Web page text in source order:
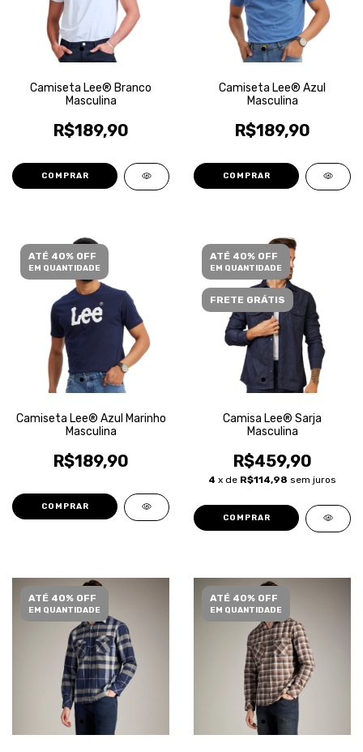
Camiseta Lee® Branco
Masculina
R$189,90
COMPRAR
Camiseta Lee® Azul
Masculina
R$189,90
COMPRAR
ATÉ 40% OFF
EM QUANTIDADE
Camiseta Lee® Azul Marinho
Masculina
R$189,90
COMPRAR
ATÉ 40% OFF
EM QUANTIDADE
FRETE GRÁTIS
Camisa Lee® Sarja
Masculina
R$459,90
4 x de R$114,98 sem juros
COMPRAR
ATÉ 40% OFF
EM QUANTIDADE
ATÉ 40% OFF
EM QUANTIDADE